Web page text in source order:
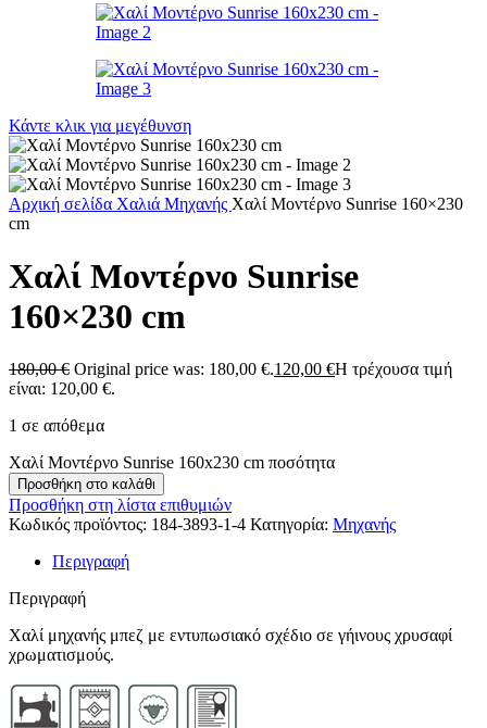
Κάντε κλικ για μεγέθυνση
Αρχική σελίδα Χαλιά Μηχανής Χαλί Μοντέρνο Sunrise 160×230
cm
Χαλί Μοντέρνο Sunrise
160×230 cm
180,00€ Original price was: 180,00 €.120,00 €Η τρέχουσα τιμή
είναι: 120,00 €.
1 σε απόθεμα
Χαλί Μοντέρνο Sunrise 160x230 cm ποσότητα
Προσθήκη στο καλάθι
Προσθήκη στη λίστα επιθυμιών
Κωδικός προϊόντος: 184-3893-1-4 Κατηγορία: Μηχανής
Περιγραφή
Περιγραφή
Xαλί μηχανής μπεζ με εντυπωσιακό σχέδιο σε γήινους χρυσαφί
χρωματισμούς.